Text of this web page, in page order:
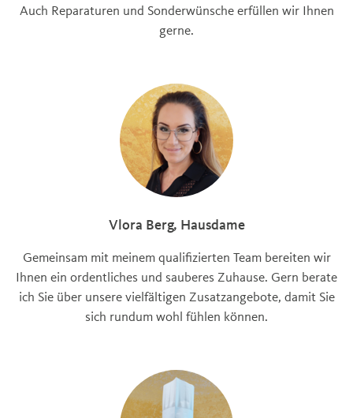
Auch Reparaturen und Sonderwünsche erfüllen wir Ihnen
gerne.
Vlora Berg, Hausdame
Gemeinsam mit meinem qualifizierten Team bereiten wir
Ihnen ein ordentliches und sauberes Zuhause. Gern berate
ich Sie über unsere vielfältigen Zusatzangebote, damit Sie
sich rundum wohl fühlen können.